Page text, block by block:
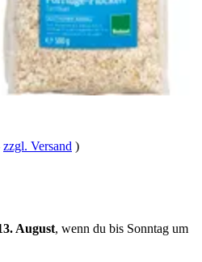
zzgl. Versand )
August, wenn du bis Sonntag um